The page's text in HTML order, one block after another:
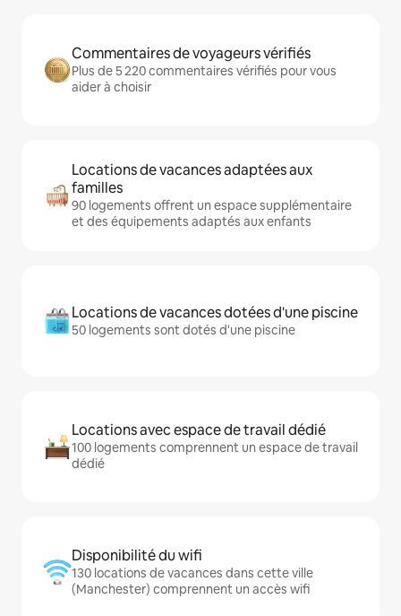
Commentaires de voyageurs vérifiés
Plus de 5 220 commentaires vérifiés pour vous
aider à choisir
Locations de vacances adaptées aux
familles
90 logements offrent un espace supplémentaire
et des équipements adaptés aux enfants
Locations de vacances dotées d'une piscine
50 logements sont dotés d'une piscine
Locations avec espace de travail dédié
100 logements comprennent un espace de travail
dédié
Disponibilité du wifi
130 locations de vacances dans cette ville
(Manchester) comprennent un accès wifi